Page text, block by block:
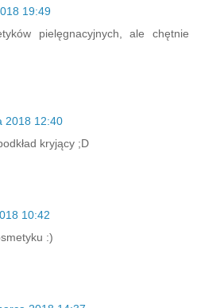
19:49
pielęgnacyjnych, ale chętnie
2018 12:40
kryjący ;D
10:42
:)